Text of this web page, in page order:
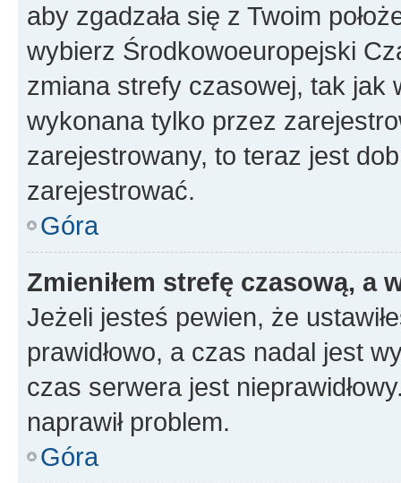
aby zgadzała się z Twoim
wybierz Środkowoeuropejski
zmiana strefy czasowej, tak jak
wykonana tylko przez
zarejestrowany, to teraz jest
zarejestrować.
Góra
Zmieniłem strefę czasową, a
Jeżeli jesteś pewien, że
prawidłowo, a czas nadal jest
czas serwera jest
naprawił problem.
Góra